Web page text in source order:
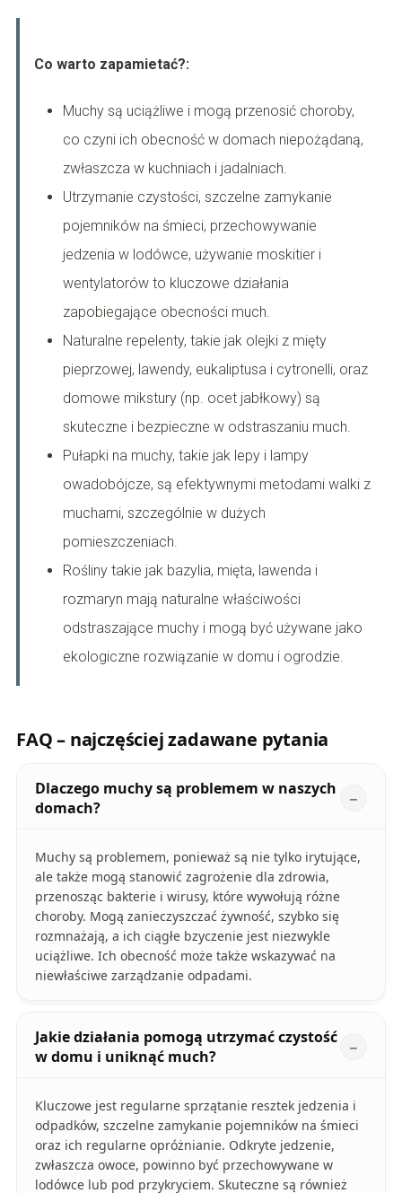
Co warto zapamietać?:
Muchy są uciążliwe i mogą przenosić choroby,
co czyni ich obecność w domach niepożądaną,
zwłaszcza w kuchniach i jadalniach.
Utrzymanie czystości, szczelne zamykanie
pojemników na śmieci, przechowywanie
jedzenia w lodówce, używanie moskitier i
wentylatorów to kluczowe działania
zapobiegające obecności much.
Naturalne repelenty, takie jak olejki z mięty
pieprzowej, lawendy, eukaliptusa i cytronelli, oraz
domowe mikstury (np. ocet jabłkowy) są
skuteczne i bezpieczne w odstraszaniu much.
Pułapki na muchy, takie jak lepy i lampy
owadobójcze, są efektywnymi metodami walki z
muchami, szczególnie w dużych
pomieszczeniach.
Rośliny takie jak bazylia, mięta, lawenda i
rozmaryn mają naturalne właściwości
odstraszające muchy i mogą być używane jako
ekologiczne rozwiązanie w domu i ogrodzie.
FAQ – najczęściej zadawane pytania
Dlaczego muchy są problemem w naszych
domach?
Muchy są problemem, ponieważ są nie tylko irytujące,
ale także mogą stanowić zagrożenie dla zdrowia,
przenosząc bakterie i wirusy, które wywołują różne
choroby. Mogą zanieczyszczać żywność, szybko się
rozmnażają, a ich ciągłe bzyczenie jest niezwykle
uciążliwe. Ich obecność może także wskazywać na
niewłaściwe zarządzanie odpadami.
Jakie działania pomogą utrzymać czystość
w domu i uniknąć much?
Kluczowe jest regularne sprzątanie resztek jedzenia i
odpadków, szczelne zamykanie pojemników na śmieci
oraz ich regularne opróżnianie. Odkryte jedzenie,
zwłaszcza owoce, powinno być przechowywane w
lodówce lub pod przykryciem. Skuteczne są również